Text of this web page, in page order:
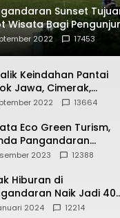
Sunset
Wisata Bagi
2022 17453
Keindahan Pantai
Jawa, Cimerak,
2022 13664
Eco Green Turism,
Pangandaran
PLN
2023 12388
Hiburan di
Naik Jadi 40
2024 12214